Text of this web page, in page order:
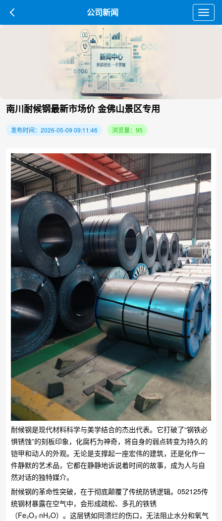
公司新闻
南川耐候钢最新市场价 金佛山景区专用
发布时间：2026-05-09 09:11:46 浏览量：95
耐候钢是现代材料科学与美学结合的杰出代表。它打破了“钢铁必
惧锈蚀”的刻板印象，化腐朽为神奇，将自身的弱点转变为持久的
铠甲和动人的外观。无论是支撑起一座宏伟的建筑，还是化作一
件静默的艺术品，它都在静静地诉说着时间的故事，成为人与自
然对话的独特媒介。
耐候钢的革命性突破，在于彻底颠覆了传统防锈逻辑。052125传
统钢材暴露在空气中，会形成疏松、多孔的铁锈
（Fe₂O₃·nH₂O）。这层锈如同溃烂的伤口，无法阻止水分和氧气